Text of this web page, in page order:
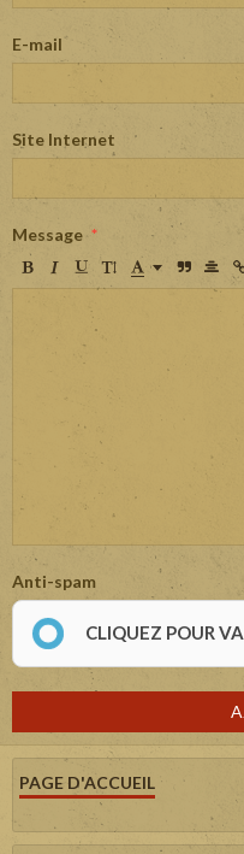
E-mail
Site Internet
Message
Anti-spam
CLIQUEZ POUR
PAGE D'ACCUEIL